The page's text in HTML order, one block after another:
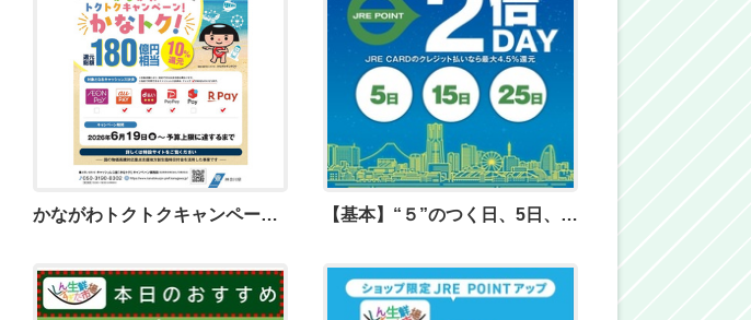
かながわトクトクキャンペーン「かなトク！」 6月19日（金）よりスタート！ 【基本】“５”のつく日、5日、15日、25日はJRE POINT2倍DAY！